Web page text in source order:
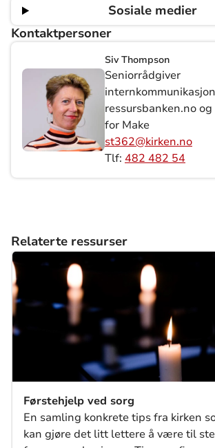
Sosiale medier
Kontaktpersoner
Siv Thompson
Seniorrådgiver
ressursbanken.no
for Make
st362@kirken.no
Tlf: 482 482 54
Relaterte ressurser
Førstehjelp ved sorg
En samling konkrete tips fra kirken
kan gjøre det litt lettere å være til